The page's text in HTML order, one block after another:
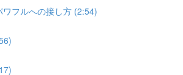
フルへの接し方 (2:54)